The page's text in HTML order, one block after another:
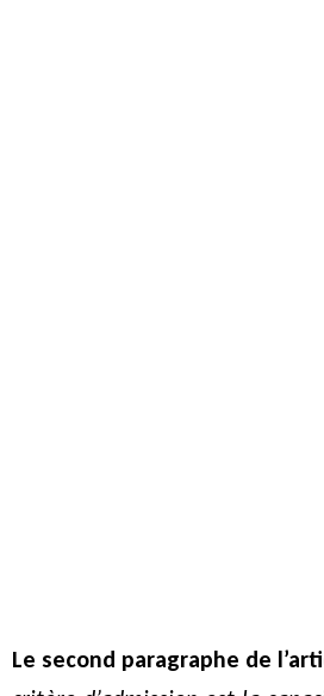
Le second paragraphe de